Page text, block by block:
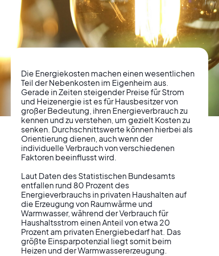
Energieverbrauch im
Eigenheim:
Kostenbewusstsein
und Sparpotenziale
erkennen
Die Energiekosten machen einen wesentlichen
Teil der Nebenkosten im Eigenheim aus.
Gerade in Zeiten steigender Preise für Strom
und Heizenergie ist es für Hausbesitzer von
großer Bedeutung, ihren Energieverbrauch zu
kennen und zu verstehen, um gezielt Kosten zu
senken. Durchschnittswerte können hierbei als
Orientierung dienen, auch wenn der
individuelle Verbrauch von verschiedenen
Faktoren beeinflusst wird.
Laut Daten des Statistischen Bundesamts
entfallen rund 80 Prozent des
Energieverbrauchs in privaten Haushalten auf
die Erzeugung von Raumwärme und
Warmwasser, während der Verbrauch für
Haushaltsstrom einen Anteil von etwa 20
Prozent am privaten Energiebedarf hat. Das
größte Einsparpotenzial liegt somit beim
Heizen und der Warmwassererzeugung.